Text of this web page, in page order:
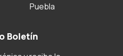
Puebla
Boletín